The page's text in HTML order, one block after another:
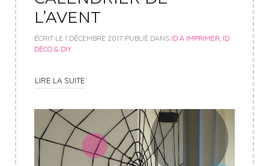
L’AVENT
ÉCRIT LE 1 DÉCEMBRE 2017. PUBLIÉ DANS ID À IMPRIMER ID
DÉCO & DIY
LIRE LA SUITE